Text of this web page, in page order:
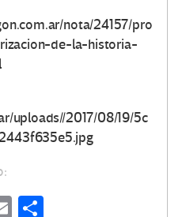
nota/24157/pro
de-la-historia-
uploads//2017/08/19/5c
E